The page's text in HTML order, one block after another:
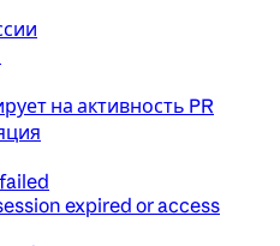
на активность PR
expired or access